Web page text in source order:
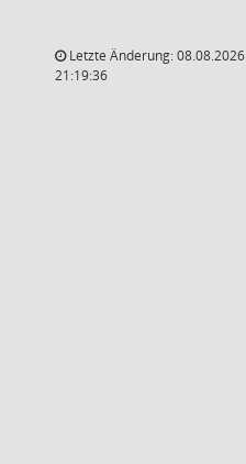
Letzte Änderung: 08.08.2026
21:19:36